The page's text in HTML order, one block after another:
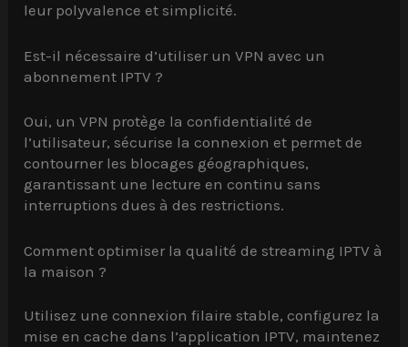
leur polyvalence et simplicité.
Est-il nécessaire d’utiliser un VPN avec un
abonnement IPTV ?
Oui, un VPN protège la confidentialité de
l’utilisateur, sécurise la connexion et permet de
contourner les blocages géographiques,
garantissant une lecture en continu sans
interruptions dues à des restrictions.
Comment optimiser la qualité de streaming IPTV à
la maison ?
Utilisez une connexion filaire stable, configurez la
mise en cache dans l’application IPTV, maintenez